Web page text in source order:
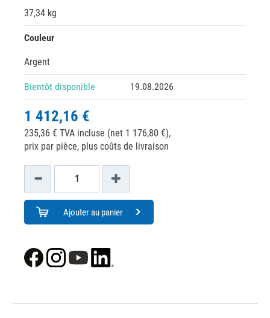
37,34 kg
Couleur
Argent
Bientôt disponible 19.08.2026
1 412,16 €
235,36 € TVA incluse (net 1 176,80 €),
prix par pièce, plus coûts de livraison
Ajouter au panier